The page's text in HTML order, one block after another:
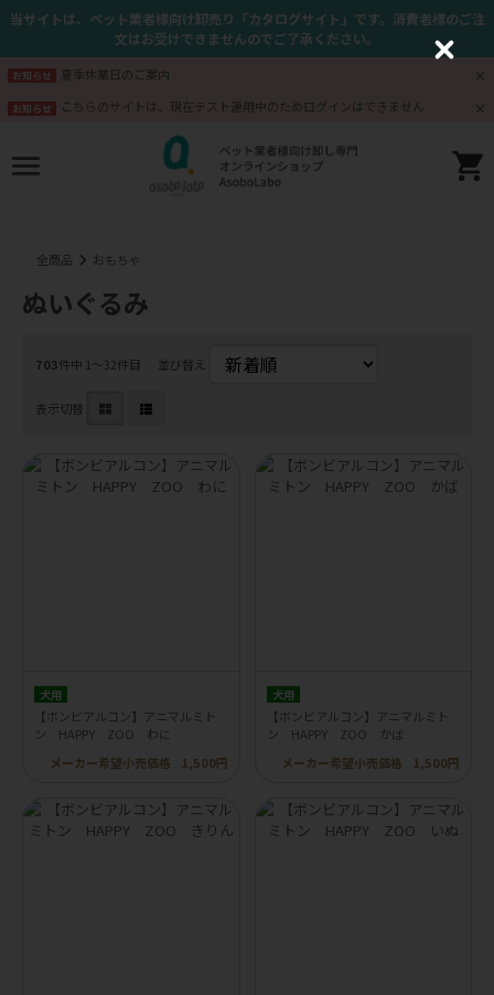
当サイトは、ペット業者様向け卸売り「カタログサイト」です。消費者様のご注
文はお受けできませんのでご了承ください。
お知らせ 夏季休業日のご案内
お知らせ こちらのサイトは、現在テスト運用中のためログインはできません
全商品 おもちゃ
ぬいぐるみ
703件中 1〜32件目 並び替え
表示切替
犬用
【ボンビアルコン】アニマルミト
ン HAPPY ZOO わに
メーカー希望小売価格
1,500円
犬用
【ボンビアルコン】アニマルミト
ン HAPPY ZOO かば
メーカー希望小売価格
1,500円
C